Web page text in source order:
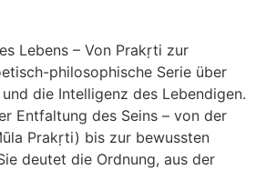
Lebens – Von Prakṛti zur
philosophische Serie über
die Intelligenz des Lebendigen.
Entfaltung des Seins – von der
Prakṛti) bis zur bewussten
deutet die Ordnung, aus der